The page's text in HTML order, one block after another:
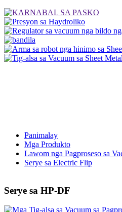
Panimalay
Mga Produkto
Lawom nga Pagproseso sa
Serye sa Electric Flip
Serye sa HP-DF